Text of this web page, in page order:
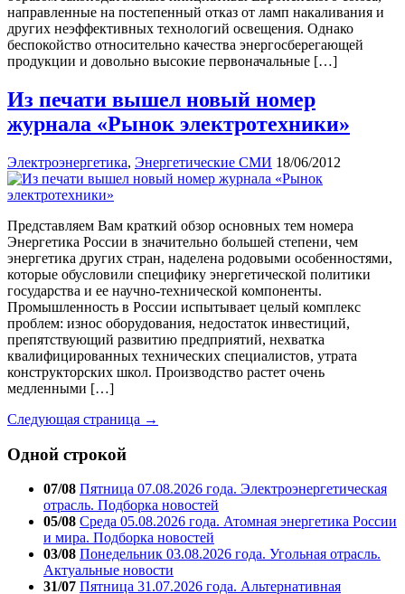
направленные на постепенный отказ от ламп накаливания и
других неэффективных технологий освещения. Однако
беспокойство относительно качества энергосберегающей
продукции и довольно высокие первоначальные […]
Из печати вышел новый номер
журнала «Рынок электротехники»
Электроэнергетика, Энергетические СМИ 18/06/2012
Представляем Вам краткий обзор основных тем номера
Энергетика России в значительно большей степени, чем
энергетика других стран, наделена родовыми особенностями,
которые обусловили специфику энергетической политики
государства и ее научно-технической компоненты.
Промышленность в России испытывает целый комплекс
проблем: износ оборудования, недостаток инвестиций,
препятствующий развитию предприятий, нехватка
квалифицированных технических специалистов, утрата
конструкторских школ. Производство растет очень
медленными […]
Следующая страница →
Одной строкой
07/08 Пятница 07.08.2026 года. Электроэнергетическая
отрасль. Подборка новостей
05/08 Среда 05.08.2026 года. Атомная энергетика России
и мира. Подборка новостей
03/08 Понедельник 03.08.2026 года. Угольная отрасль.
Актуальные новости
31/07 Пятница 31.07.2026 года. Альтернативная